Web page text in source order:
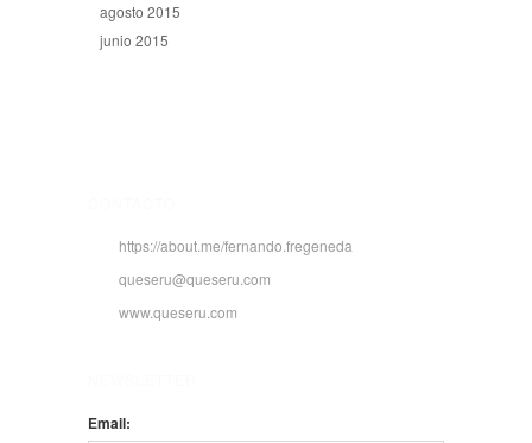
agosto 2015
junio 2015
https://about.me/fernando.fregeneda
queseru@queseru.com
www.queseru.com
Email: